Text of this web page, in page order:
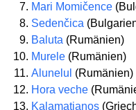
Mari Momičence
Sedenčica
Baluta (Rumänien)
Murele (Rumänien)
Alunelul (Rumänien)
Hora veche
Kalamatianos